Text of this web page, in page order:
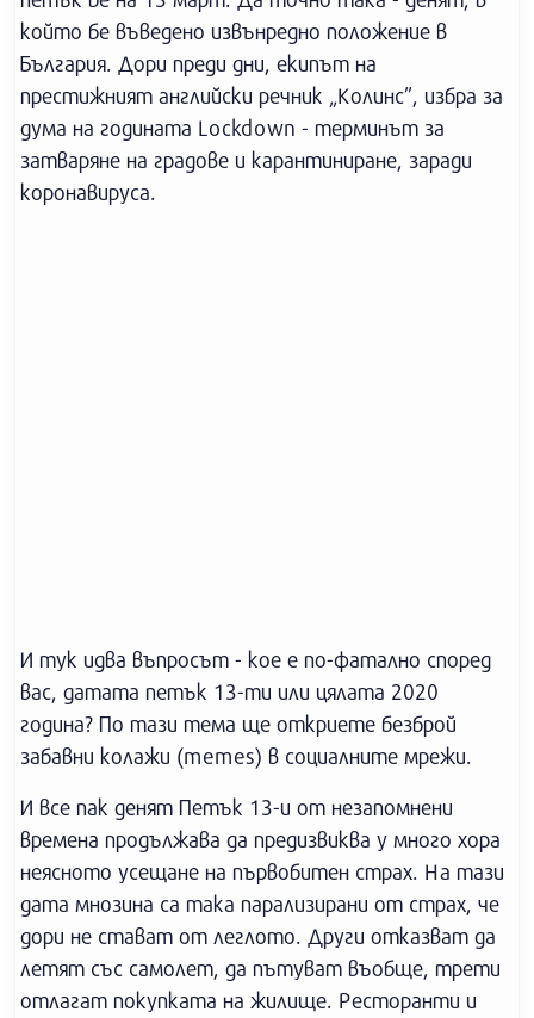
който бе въведено извънредно положение в
България. Дори преди дни, екипът на
престижният английски речник „Колинс”, избра за
дума на годината Lockdown - терминът за
затваряне на градове и карантиниране, заради
коронавируса.
И тук идва въпросът - кое е по-фатално според
вас, датата петък 13-ти или цялата 2020
година? По тази тема ще откриете безброй
забавни колажи (memes) в социалните мрежи.
И все пак денят Петък 13-и от незапомнени
времена продължава да предизвиква у много хора
неясното усещане на първобитен страх. На тази
дата мнозина са така парализирани от страх, че
дори не стават от леглото. Други отказват да
летят със самолет, да пътуват въобще, трети
отлагат покупката на жилище. Ресторанти и